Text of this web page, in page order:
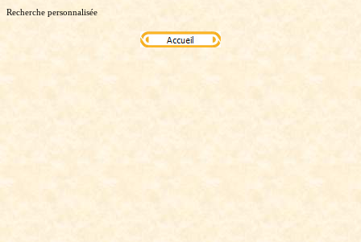
Recherche personnalisée